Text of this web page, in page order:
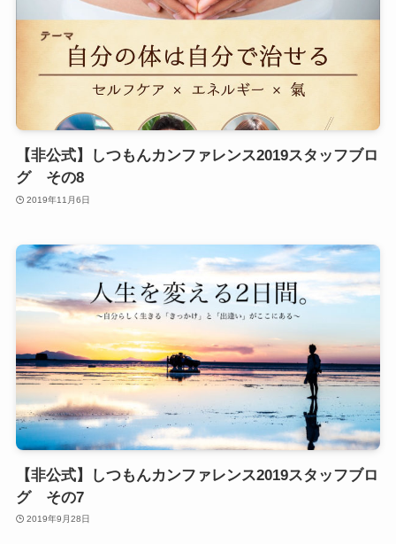
【非公式】しつもんカンファレンス2019スタッフブロ
グ その8
2019年11月6日
【非公式】しつもんカンファレンス2019スタッフブロ
グ その7
2019年9月28日